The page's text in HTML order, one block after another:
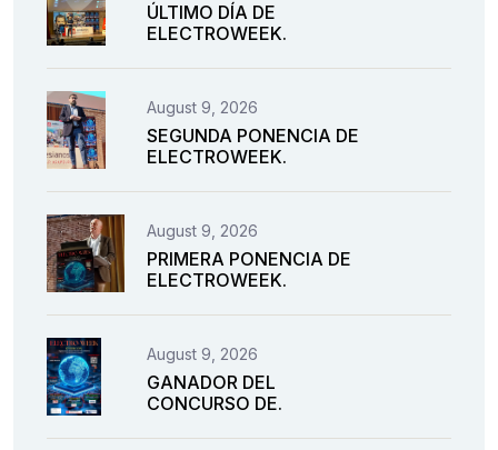
ÚLTIMO DÍA DE
ELECTROWEEK.
August 9, 2026
SEGUNDA PONENCIA DE
ELECTROWEEK.
August 9, 2026
PRIMERA PONENCIA DE
ELECTROWEEK.
August 9, 2026
GANADOR DEL
CONCURSO DE.